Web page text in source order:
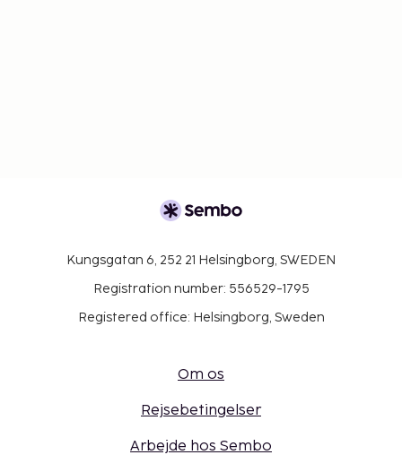
Kungsgatan 6, 252 21 Helsingborg, SWEDEN
Registration number: 556529-1795
Registered office: Helsingborg, Sweden
Om os
Rejsebetingelser
Arbejde hos Sembo